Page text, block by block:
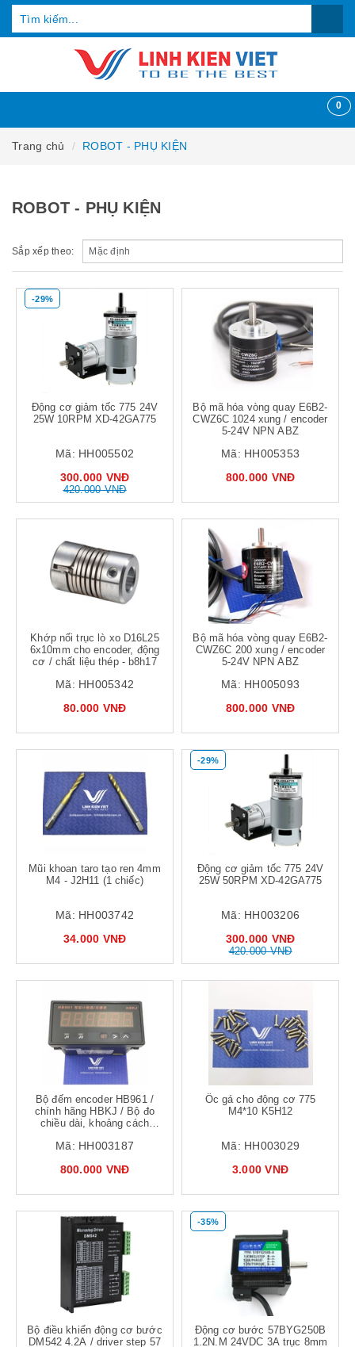
0
Trang chủ ROBOT - PHỤ KIỆN
ROBOT - PHỤ KIỆN
Sắp xếp theo:
-29%
Động cơ giảm tốc 775 24V
25W 10RPM XD-42GA775
Mã: HH005502
300.000 VNĐ
420.000 VNĐ
Bộ mã hóa vòng quay E6B2-
CWZ6C 1024 xung / encoder
5-24V NPN ABZ
Mã: HH005353
800.000 VNĐ
Khớp nối trục lò xo D16L25
6x10mm cho encoder, động
cơ / chất liệu thép - b8h17
Mã: HH005342
80.000 VNĐ
Bộ mã hóa vòng quay E6B2-
CWZ6C 200 xung / encoder
5-24V NPN ABZ
Mã: HH005093
800.000 VNĐ
Mũi khoan taro tạo ren 4mm
M4 - J2H11 (1 chiếc)
Mã: HH003742
34.000 VNĐ
-29%
Động cơ giảm tốc 775 24V
25W 50RPM XD-42GA775
Mã: HH003206
300.000 VNĐ
420.000 VNĐ
Bộ đếm encoder HB961 /
chính hãng HBKJ / Bộ đo
chiều dài, khoảng cách
Mã: HH003187
800.000 VNĐ
Ốc gá cho động cơ 775
M4*10 K5H12
Mã: HH003029
3.000 VNĐ
Bộ điều khiển động cơ bước
DM542 4.2A / driver step 57
-35%
Động cơ bước 57BYG250B
1.2N.M 24VDC 3A trục 8mm